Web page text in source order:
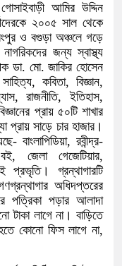
আমির উদ্দিন
২০০৫ সাল থেকে
ও বগুড়া অঞ্চলে গড়ে
জন্য স্বাস্থ্য
ডা. মো. জাকির হোসেন
কবিতা, বিজ্ঞান,
রাজনীতি, ইতিহাস,
প্রায় ৫০টি শাখার
প্রায় সাড়ে চার হাজার।
বাংলাপিডিয়া, রবীন্দ্র-
জেলা গেজেটিয়ার,
প্রভৃতি। গ্রন্থাগারটি
অধিদপ্তরের
পত্রিকা পড়ার আলাদা
লাগে না। বাড়িতে
কোনো ফিস লাগে না,